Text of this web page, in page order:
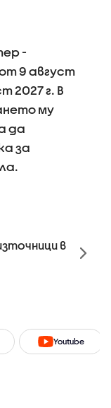
-
9 август
2027 г. В
му
да
за
в
Youtube